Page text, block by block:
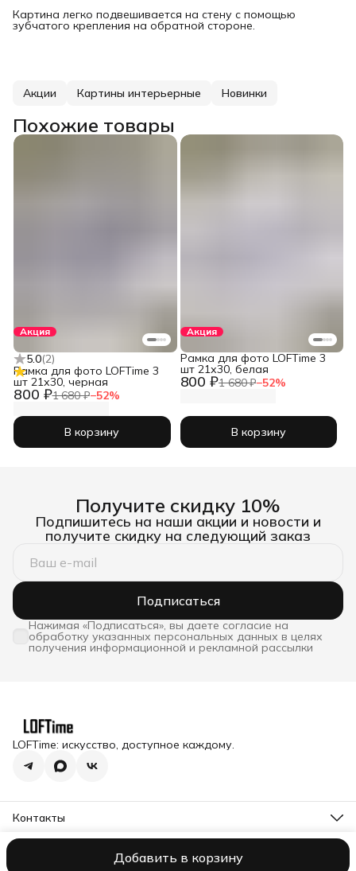
Добавить в корзину
Картина легко подвешивается на стену с помощью
зубчатого крепления на обратной стороне.
Акции Картины интерьерные Новинки
Похожие товары
Акция
5.0(2)
800 ₽1 680 ₽−52%
Рамка для фото LOFTime 3
шт 21х30, черная
В корзину
Акция
800 ₽1 680 ₽−52%
Рамка для фото LOFTime 3
шт 21х30, белая
В корзину
Получите скидку 10%
Подпишитесь на наши акции и новости и
получите скидку на следующий заказ
Подписаться
Нажимая «Подписаться», вы даете согласие на
обработку указанных персональных данных в целях
получения информационной и рекламной рассылки
LOFTime: искусство, доступное каждому.
Контакты
Адрес
Правила возвратаРеквизиты